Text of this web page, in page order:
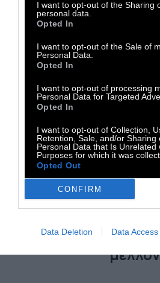
I want to opt-out of the Sharing
personal data.
Opted In
I want to opt-out of the Sale of
Personal Data.
Opted In
I want to opt-out of processing
Personal Data for Targeted
Opted In
I want to opt-out of Collection,
Retention, Sale, and/or Sharing
Personal Data that Is Unrelated
Purposes for which it was
Opted Out
CONFIRM
Data Deletion Data Access
Α' ΠΡΟΣΩΠΟ
Ζούμε σαν να
μέλλον